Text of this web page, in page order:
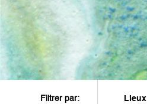
Filtrer par: Lieux